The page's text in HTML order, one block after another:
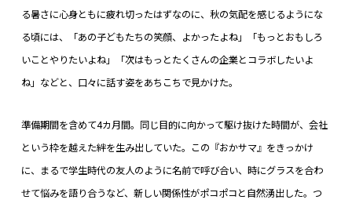
る暑さに心身ともに疲れ切ったはずなのに、秋の気配を感じるようにな
る頃には、「あの子どもたちの笑顔、よかったよね」「もっとおもしろ
いことやりたいよね」「次はもっとたくさんの企業とコラボしたいよ
ね」などと、口々に話す姿をあちこちで見かけた。
準備期間を含めて4カ月間。同じ目的に向かって駆け抜けた時間が、会社
という枠を越えた絆を生み出していた。この『おかサマ』をきっかけ
に、まるで学生時代の友人のように名前で呼び合い、時にグラスを合わ
せて悩みを語り合うなど、新しい関係性がポコポコと自然湧出した。つ